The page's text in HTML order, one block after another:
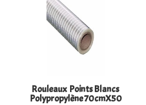
Rouleaux Points Blancs
Polypropylène 70cmX50